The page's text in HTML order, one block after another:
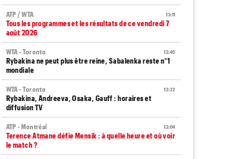
13:11
ATP / WTA
Tous les programmes et les résultats de ce vendredi 7
août 2026
12:45
WTA - Toronto
Rybakina ne peut plus être reine, Sabalenka reste n°1
mondiale
12:22
WTA - Toronto
Rybakina, Andreeva, Osaka, Gauff : horaires et
diffusion TV
12:04
ATP - Montréal
Terence Atmane défie Mensik : à quelle heure et où voir
le match ?